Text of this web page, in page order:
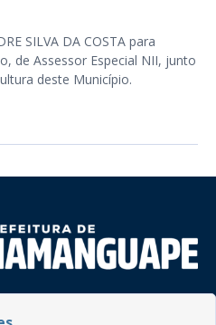
SILVA DA COSTA para
de Assessor Especial NII, junto
deste Município.